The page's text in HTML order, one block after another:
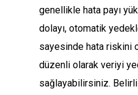
genellikle hata payı
dolayı, otomatik
sayesinde hata riskini
düzenli olarak veriyi
sağlayabilirsiniz.